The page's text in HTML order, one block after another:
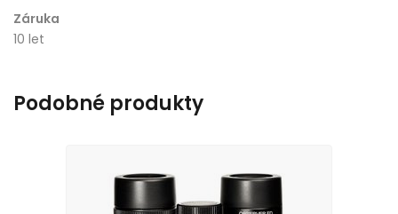
Záruka
10 let
Podobné produkty